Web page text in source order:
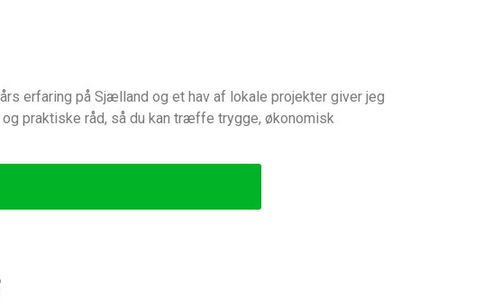
erfaring på Sjælland og et hav af lokale projekter giver jeg
praktiske råd, så du kan træffe trygge, økonomisk